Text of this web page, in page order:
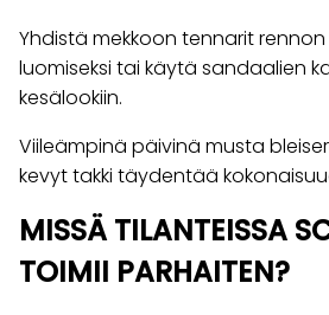
Yhdistä mekkoon tennarit
luomiseksi tai käytä sandaalien
kesälookiin.
Viileämpinä päivinä musta
kevyt takki täydentää
MISSÄ TILANTEISSA
TOIMII PARHAITEN?